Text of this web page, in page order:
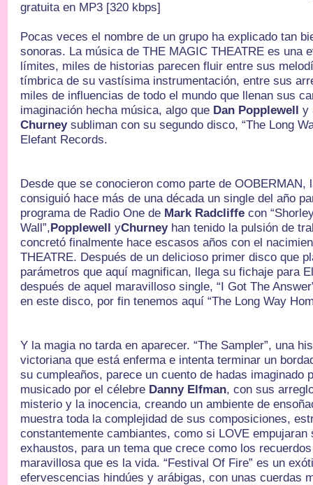
gratuita en MP3 [320 kbps]
Pocas veces el nombre de un grupo ha explicado tan
sonoras. La música de THE MAGIC THEATRE es una
límites, miles de historias parecen fluir entre sus
tímbrica de su vastísima instrumentación, entre sus
miles de influencias de todo el mundo que llenan sus
imaginación hecha música, algo que Dan Popplewelly
Churneysubliman con su segundo disco, “The Long
Elefant Records.
Desde que se conocieron como parte de OOBERMAN,
consiguió hace más de una década un single del año
programa de Radio One de Mark Radcliffecon
Wall”,PopplewellyChurney han tenido la pulsión de
concretó finalmente hace escasos años con el
THEATRE. Después de un delicioso primer disco que
parámetros que aquí magnifican, llega su fichaje para
después de aquel maravilloso single, “I Got The
en este disco, por fin tenemos aquí “The Long Way
Y la magia no tarda en aparecer. “The Sampler”, una
victoriana que está enferma e intenta terminar un
su cumpleaños, parece un cuento de hadas imaginado
musicado por el célebre Danny Elfman, con sus
misterio y la inocencia, creando un ambiente de
muestra toda la complejidad de sus composiciones,
constantemente cambiantes, como si LOVE
exhaustos, para un tema que crece como los
maravillosa que es la vida. “Festival Of Fire” es un
efervescencias hindúes y arábigas, con unas cuerdas